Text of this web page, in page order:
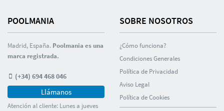
POOLMANIA
Madrid, España. Poolmania es una
marca registrada.
(+34) 694 468 046
Llámanos
Atención al cliente: Lunes a jueves
SOBRE NOSOTROS
¿Cómo funciona?
Condiciones Generales
Polí­tica de Privacidad
Aviso Legal
Polí­tica de Cookies